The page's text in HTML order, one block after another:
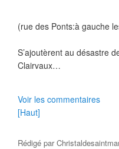
(rue des Ponts:à gauche
S’ajoutèrent au désastre
Clairvaux…
Voir les commentaires
[Haut]
Rédigé par